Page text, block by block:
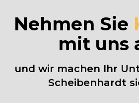
Nehmen Sie
mit uns
und wir machen Ihr
Scheibenhardt